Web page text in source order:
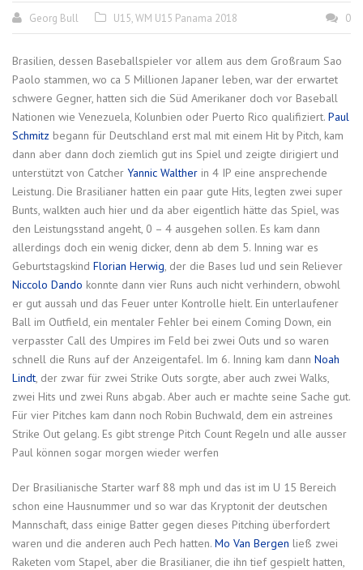
Georg Bull U15,WM U15 Panama 2018 0
Brasilien, dessen Baseballspieler vor allem aus dem Großraum Sao
Paolo stammen, wo ca 5 Millionen Japaner leben, war der erwartet
schwere Gegner, hatten sich die Süd Amerikaner doch vor Baseball
Nationen wie Venezuela, Kolunbien oder Puerto Rico qualifiziert. Paul
Schmitz begann für Deutschland erst mal mit einem Hit by Pitch, kam
dann aber dann doch ziemlich gut ins Spiel und zeigte dirigiert und
unterstützt von Catcher Yannic Walther in 4 IP eine ansprechende
Leistung. Die Brasilianer hatten ein paar gute Hits, legten zwei super
Bunts, walkten auch hier und da aber eigentlich hätte das Spiel, was
den Leistungsstand angeht, 0 – 4 ausgehen sollen. Es kam dann
allerdings doch ein wenig dicker, denn ab dem 5. Inning war es
Geburtstagskind Florian Herwig, der die Bases lud und sein Reliever
Niccolo Dando konnte dann vier Runs auch nicht verhindern, obwohl
er gut aussah und das Feuer unter Kontrolle hielt. Ein unterlaufener
Ball im Outfield, ein mentaler Fehler bei einem Coming Down, ein
verpasster Call des Umpires im Feld bei zwei Outs und so waren
schnell die Runs auf der Anzeigentafel. Im 6. Inning kam dann Noah
Lindt, der zwar für zwei Strike Outs sorgte, aber auch zwei Walks,
zwei Hits und zwei Runs abgab. Aber auch er machte seine Sache gut.
Für vier Pitches kam dann noch Robin Buchwald, dem ein astreines
Strike Out gelang. Es gibt strenge Pitch Count Regeln und alle ausser
Paul können sogar morgen wieder werfen
Der Brasilianische Starter warf 88 mph und das ist im U 15 Bereich
schon eine Hausnummer und so war das Kryptonit der deutschen
Mannschaft, dass einige Batter gegen dieses Pitching überfordert
waren und die anderen auch Pech hatten. Mo Van Bergen ließ zwei
Raketen vom Stapel, aber die Brasilianer, die ihn tief gespielt hatten,